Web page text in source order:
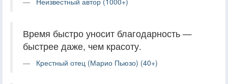
Время быстро уносит благодарность —
быстрее даже, чем красоту.
Крестный отец (Марио Пьюзо) (40+)